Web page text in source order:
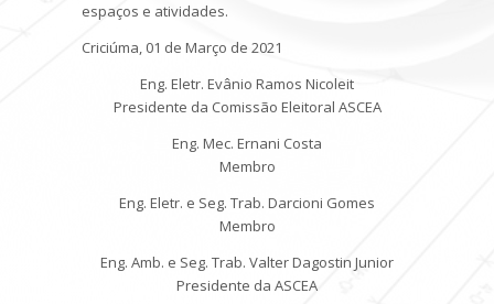
espaços e atividades.
Criciúma, 01 de Março de 2021
Eng. Eletr. Evânio Ramos Nicoleit
Presidente da Comissão Eleitoral ASCEA
Eng. Mec. Ernani Costa
Membro
Eng. Eletr. e Seg. Trab. Darcioni Gomes
Membro
Eng. Amb. e Seg. Trab. Valter Dagostin Junior
Presidente da ASCEA